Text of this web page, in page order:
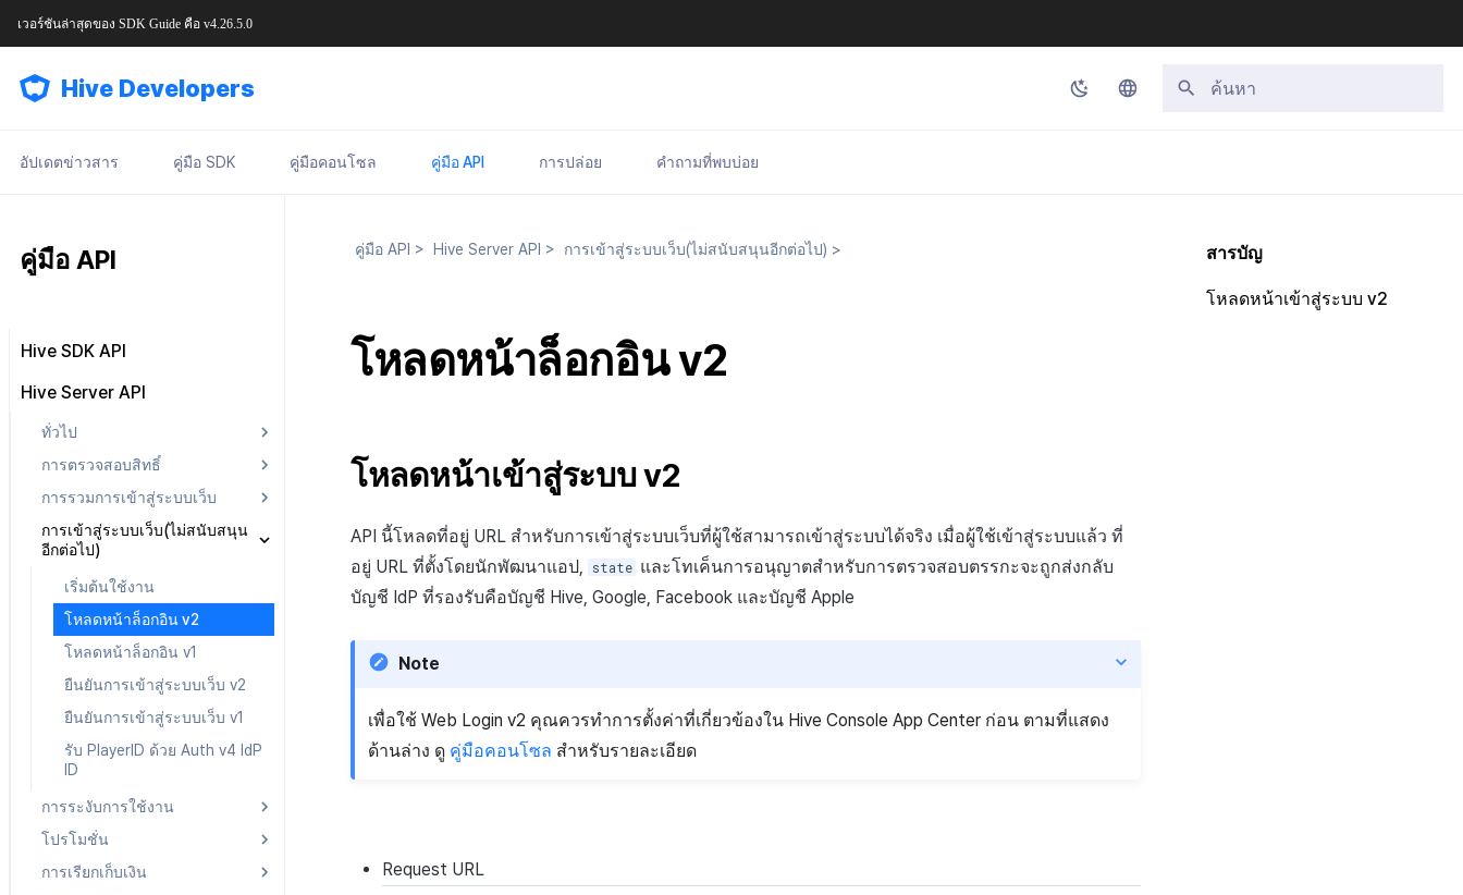
เวอร์ชันล่าสุดของ SDK Guide คือ v4.26.5.0
Hive Developers
อัปเดตข่าวสาร คู่มือ SDK คู่มือคอนโซล คู่มือ API การปล่อย คำถามที่พบบ่อย
คู่มือ API
Hive SDK API
Result API
Result API AuthV4 Helper
Result API ProviderApple
Result API ProviderGoogle
Result API Promotion
Result API Push
Result API IAPV4
Result API AuthV4
Hive Server API
ทั่วไป
การออก OAuth token
รายการ IdP
การตรวจสอบสิทธิ์
สอบถามรายการ IdP
ตรวจสอบ token
ออกคีย์การยืนยันตัวตนแบบ
กำหนดเอง
จัดการบัญชี IdP
ลบบัญชี
รับ di_hash ของผู้ใช้
การรวมการเข้าสู่ระบบเว็บ
การเริ่มต้นใช้งาน
เรียกหน้าเข้าสู่ระบบ
ยืนยันการเข้าสู่ระบบและดึง
ข้อมูลผู้ใช้
รีเฟรชโทเค็น
ดึงข้อมูลผู้ใช้ด้วย API การตรวจ
นำการคงอยู่ของการเข้าสู่ระบบ
(SSO)
การเข้าสู่ระบบเว็บ(ไม่สนับสนุน
อีกต่อไป)
เริ่มต้นใช้งาน
โหลดหน้าล็อกอิน v2
โหลดหน้าล็อกอิน v1
ยืนยันการเข้าสู่ระบบเว็บ v2
ยืนยันการเข้าสู่ระบบเว็บ v1
รับ PlayerID ด้วย Auth v4 IdP
ID
การระงับการใช้งาน
การลงทะเบียนและยกเลิก
ประเภทการระงับการใช้งาน
โปรโมชั่น
การแจ้งเตือนการบรรลุ CPA
การเรียกเก็บเงิน
สารบัญ
โหลดหน้าเข้าสู่ระบบ v2
คู่มือ API > Hive Server API > การเข้าสู่ระบบเว็บ(ไม่สนับสนุนอีกต่อไป) >
โหลดหน้าล็อกอิน v2
โหลดหน้าเข้าสู่ระบบ v2
API นี้โหลดที่อยู่ URL สำหรับการเข้าสู่ระบบเว็บที่ผู้ใช้สามารถเข้าสู่ระบบได้จริง เมื่อผู้ใช้เข้าสู่ระบบแล้ว ที่
อยู่ URL ที่ตั้งโดยนักพัฒนาแอป, state และโทเค็นการอนุญาตสำหรับการตรวจสอบตรรกะจะถูกส่งกลับ
บัญชี IdP ที่รองรับคือบัญชี Hive, Google, Facebook และบัญชี Apple
Note
เพื่อใช้ Web Login v2 คุณควรทำการตั้งค่าที่เกี่ยวข้องใน Hive Console App Center ก่อน ตามที่แสดง
ด้านล่าง ดู คู่มือคอนโซล สำหรับรายละเอียด
Request URL